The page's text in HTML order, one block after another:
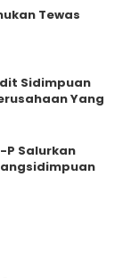
Tewas
Sidimpuan
Yang
P Salurkan